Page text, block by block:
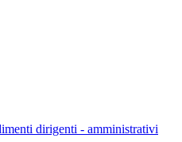
dirigenti - amministrativi